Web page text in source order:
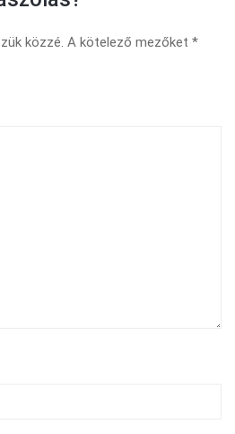
közzé. A kötelező mezőket *